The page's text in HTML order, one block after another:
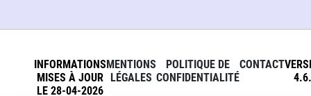
INFORMATIONS
MISES À JOUR
LE 28-04-2026
MENTIONS
LÉGALES
POLITIQUE DE
CONFIDENTIALITÉ
CONTACT